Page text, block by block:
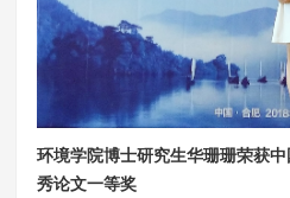
环境学院博士研究生华珊珊荣获
秀论文一等奖